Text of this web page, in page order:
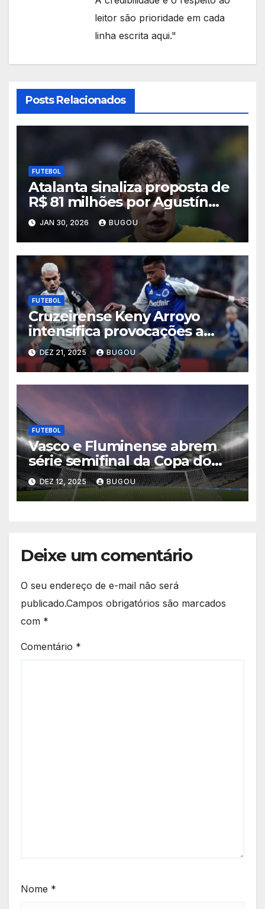
leitor são prioridade em cada
linha escrita aqui."
Posts Relacionados
FUTEBOL
Atalanta sinaliza proposta de
R$ 81 milhões por Agustín
Giay, e Palmeiras admite
negociar lateral
JAN 30, 2026 BUGOU
FUTEBOL
Cruzeirense Keny Arroyo
intensifica provocações a
Matheuzinho após eliminação
celeste na Copa do Brasil
2025
DEZ 21, 2025 BUGOU
FUTEBOL
Vasco e Fluminense abrem
série semifinal da Copa do
Brasil nesta quinta-feira
DEZ 12, 2025 BUGOU
Deixe um comentário
O seu endereço de e-mail não será
publicado.Campos obrigatórios são marcados
com *
Comentário *
Nome *